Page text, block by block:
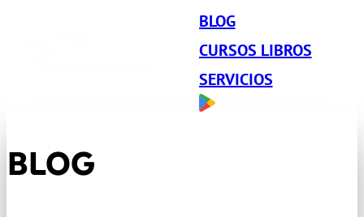
BLOG
CURSOS LIBROS
SERVICIOS
BLOG